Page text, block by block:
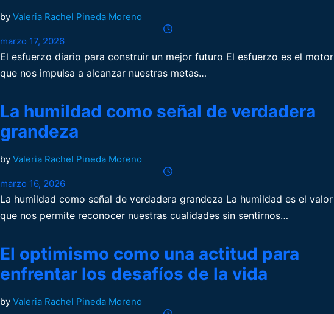
by Valeria Rachel Pineda Moreno
marzo 17, 2026
El esfuerzo diario para construir un mejor futuro El esfuerzo es el motor
que nos impulsa a alcanzar nuestras metas…
La humildad como señal de verdadera
grandeza
by Valeria Rachel Pineda Moreno
marzo 16, 2026
La humildad como señal de verdadera grandeza La humildad es el valor
que nos permite reconocer nuestras cualidades sin sentirnos…
El optimismo como una actitud para
enfrentar los desafíos de la vida
by Valeria Rachel Pineda Moreno